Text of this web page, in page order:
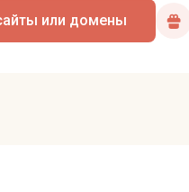
или домены